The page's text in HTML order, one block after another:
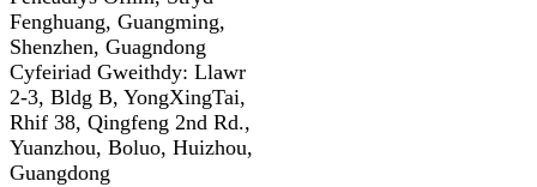
Fenghuang, Guangming,
Shenzhen, Guagndong
Cyfeiriad Gweithdy: Llawr
2-3, Bldg B, YongXingTai,
Rhif 38, Qingfeng 2nd Rd.,
Yuanzhou, Boluo, Huizhou,
Guangdong